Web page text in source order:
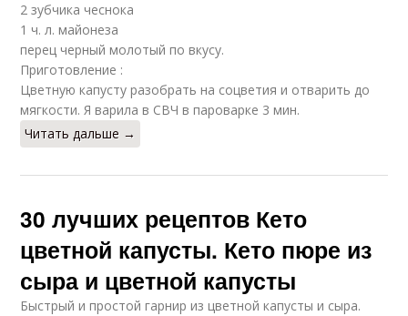
2 зубчика чеснока
1 ч. л. майонеза
перец черный молотый по вкусу.
Приготовление :
Цветную капусту разобрать на соцветия и отварить до
мягкости. Я варила в СВЧ в пароварке 3 мин.
Читать дальше →
30 лучших рецептов Кето
цветной капусты. Кето пюре из
сыра и цветной капусты
Быстрый и простой гарнир из цветной капусты и сыра.